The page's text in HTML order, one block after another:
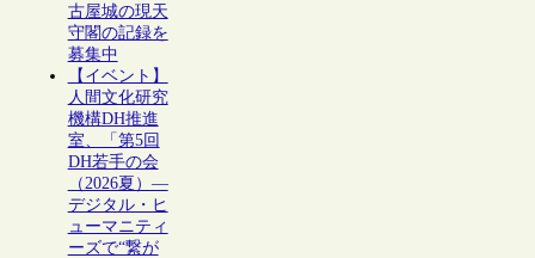
古屋城の現天
守閣の記録を
募集中
【イベント】
人間文化研究
機構DH推進
室、「第5回
DH若手の会
（2026夏）―
デジタル・ヒ
ューマニティ
ーズで“繋が